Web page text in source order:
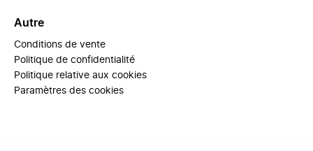
Autre
Conditions de vente
Politique de confidentialité
Politique relative aux cookies
Paramètres des cookies